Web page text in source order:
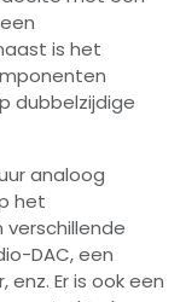
is het
dubbelzijdige
analoog
het
DAC, een
Er is ook een